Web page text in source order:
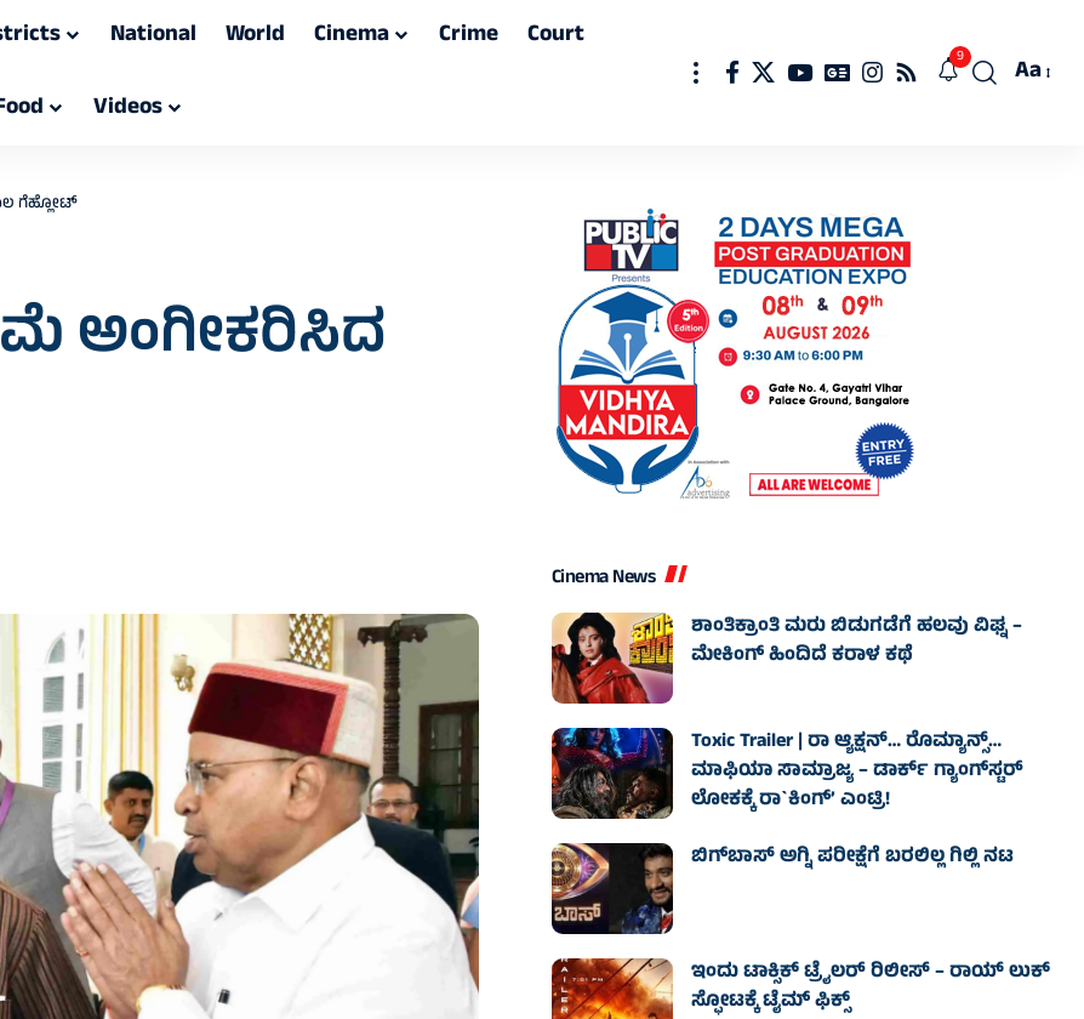
National World Cinema Crime
Court
Videos
9
Font
Aa
ಗೆಹ್ಲೋಟ್
ಅಂಗೀಕರಿಸಿದ
Cinema News
ಶಾಂತಿಕ್ರಾಂತಿ ಮರು ಬಿಡುಗಡೆಗೆ ಹಲವು ವಿಘ್ನ –
ಮೇಕಿಂಗ್ ಹಿಂದಿದೆ ಕರಾಳ ಕಥೆ
Toxic Trailer | ರಾ ಆ್ಯಕ್ಷನ್‌… ರೊಮ್ಯಾನ್ಸ್‌…
ಮಾಫಿಯಾ ಸಾಮ್ರಾಜ್ಯ – ಡಾರ್ಕ್‌ ಗ್ಯಾಂಗ್‌ಸ್ಟರ್‌
ಲೋಕಕ್ಕೆ ರಾ`ಕಿಂಗ್‌’ ಎಂಟ್ರಿ!
ಬಿಗ್‌ಬಾಸ್ ಅಗ್ನಿ ಪರೀಕ್ಷೆಗೆ ಬರಲಿಲ್ಲ ಗಿಲ್ಲಿ ನಟ
ಇಂದು ಟಾಕ್ಸಿಕ್ ಟ್ರೈಲರ್ ರಿಲೀಸ್‌ – ರಾಯ್‌ ಲುಕ್
ಸ್ಫೋಟಕ್ಕೆ ಟೈಮ್‌ ಫಿಕ್ಸ್‌